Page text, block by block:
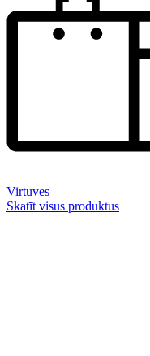
Virtuves
Skatīt visus produktus